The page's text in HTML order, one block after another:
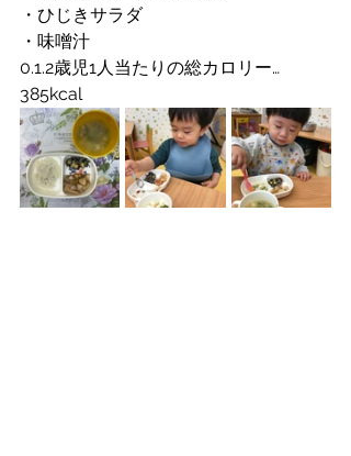
・ひじきサラダ
・味噌汁
0.1.2歳児1人当たりの総カロリー…
385kcal